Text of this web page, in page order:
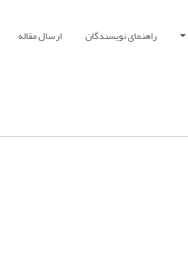
راهنمای نویسندگان ارسال مقاله